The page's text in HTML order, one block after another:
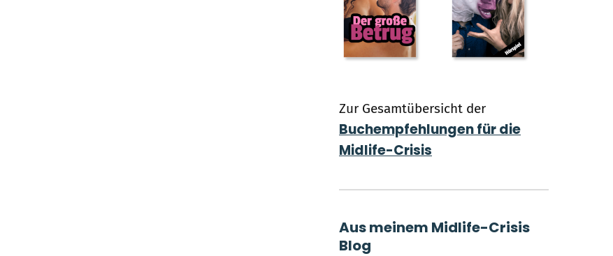
Zur Gesamtübersicht der
Buchempfehlungen für die
Midlife-Crisis
Aus meinem Midlife-Crisis
Blog